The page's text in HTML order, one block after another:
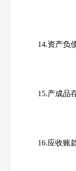
14.资产负债
15.产成品存
16.应收账款